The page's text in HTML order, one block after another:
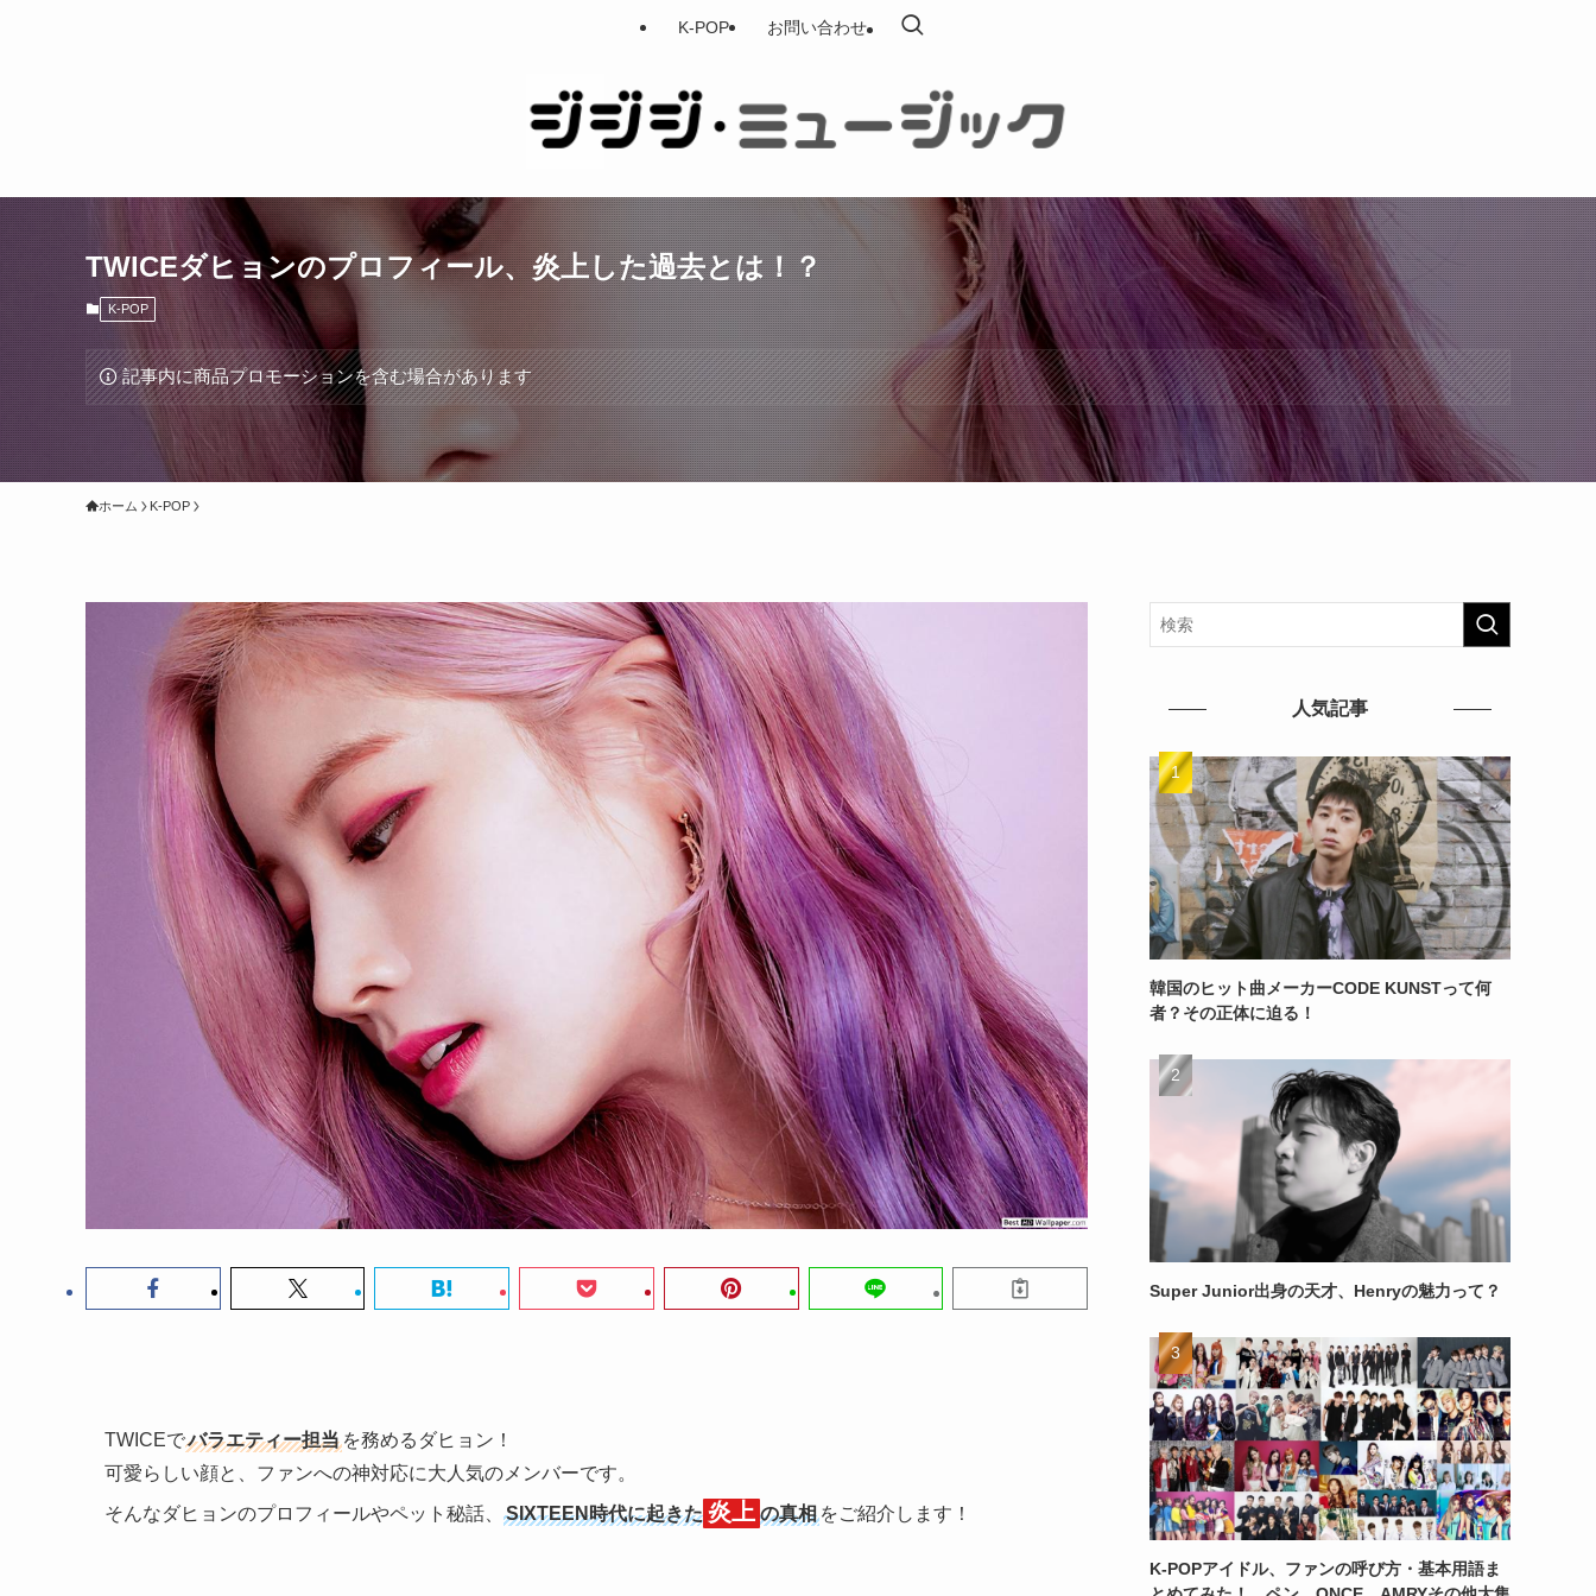
K-POP お問い合わせ
TWICEダヒョンのプロフィール、炎上した過去とは！？
K-POP
記事内に商品プロモーションを含む場合があります
ホーム K-POP
TWICEでバラエティー担当 を務めるダヒョン！
可愛らしい顔と、ファンへの神対応に大人気のメンバーです。
そんなダヒョンのプロフィールやペット秘話、
SIXTEEN時代に起きた 炎上 の真相 をご紹介します！
人気記事
韓国のヒット曲メーカーCODE KUNSTって何
者？その正体に迫る！
Super Junior出身の天才、Henryの魅力って？
K-POPアイドル、ファンの呼び方・基本用語ま